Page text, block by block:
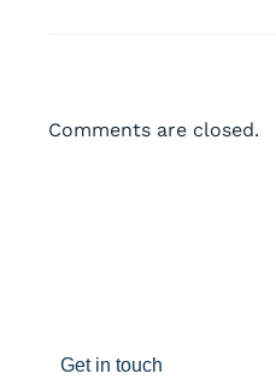
Comments are closed.
Get in touch